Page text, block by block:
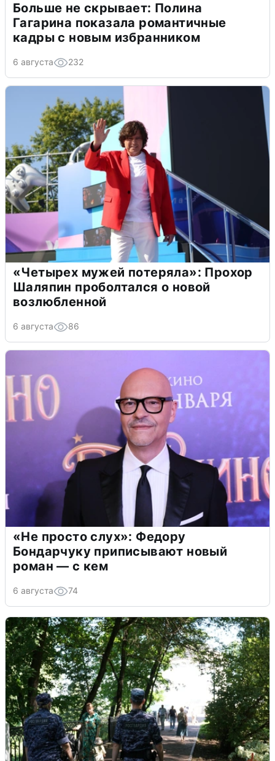
Больше не скрывает: Полина
Гагарина показала романтичные
кадры с новым избранником
6 августа 232
«Четырех мужей потеряла»: Прохор
Шаляпин проболтался о новой
возлюбленной
6 августа 86
«Не просто слух»: Федору
Бондарчуку приписывают новый
роман — с кем
6 августа 74